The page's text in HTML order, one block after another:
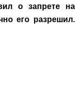
о запрете на
его разрешил.